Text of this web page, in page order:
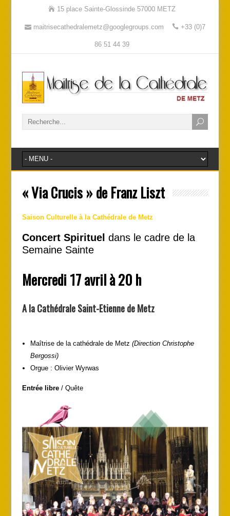
15 place Sainte-Glossinde 57000 METZ
maitrisecathedralemetz@googlegroups.com +33 (0)7
86 51 44 39
« Via Crucis » de Franz Liszt
Saison Culturelle à la Cathédrale de Metz
Concert Spirituel dans le cadre de la
Semaine Sainte
Mercredi 17 avril à 20 h
A la Cathédrale Saint-Etienne de Metz
Maîtrise de la cathédrale de Metz (Direction Christophe
Bergossi)
Orgue : Olivier Wyrwas
Entrée libre/ Quête